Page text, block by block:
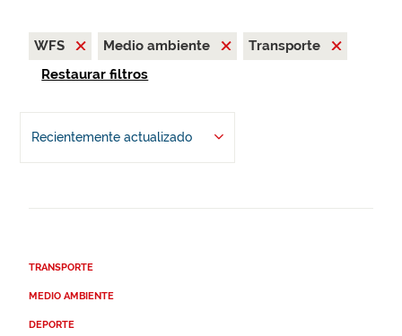
WFS Medio ambiente
Transporte
Restaurar filtros
Recientemente actualizado
TRANSPORTE
MEDIO AMBIENTE
DEPORTE